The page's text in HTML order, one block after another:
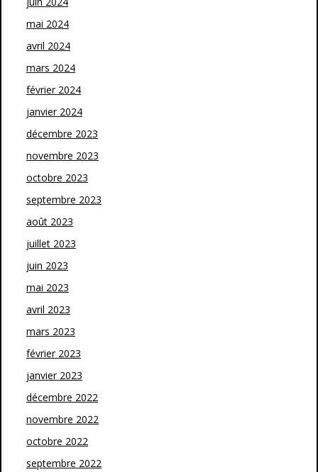
mai 2024
avril 2024
mars 2024
février 2024
janvier 2024
décembre 2023
novembre 2023
octobre 2023
septembre 2023
août 2023
juillet 2023
juin 2023
mai 2023
avril 2023
mars 2023
février 2023
janvier 2023
décembre 2022
novembre 2022
octobre 2022
septembre 2022